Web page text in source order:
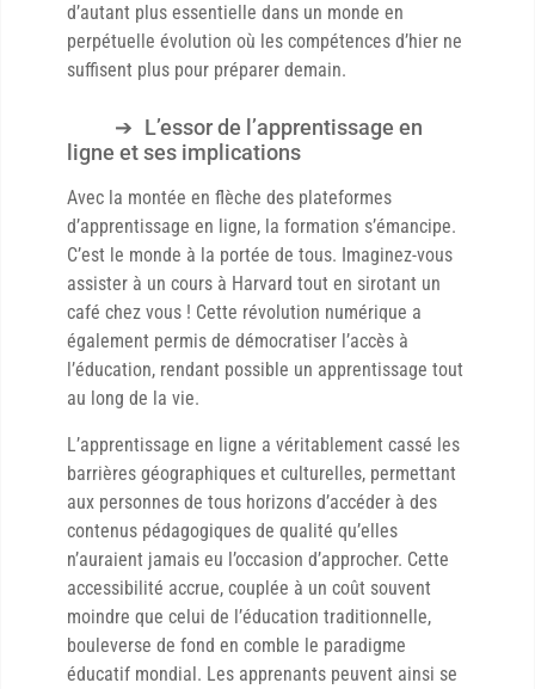
d’autant plus essentielle dans un monde en
perpétuelle évolution où les compétences d’hier ne
suffisent plus pour préparer demain.
L’essor de l’apprentissage en
ligne et ses implications
Avec la montée en flèche des plateformes
d’apprentissage en ligne, la formation s’émancipe.
C’est le monde à la portée de tous. Imaginez-vous
assister à un cours à Harvard tout en sirotant un
café chez vous ! Cette révolution numérique a
également permis de démocratiser l’accès à
l’éducation, rendant possible un apprentissage tout
au long de la vie.
L’apprentissage en ligne a véritablement cassé les
barrières géographiques et culturelles, permettant
aux personnes de tous horizons d’accéder à des
contenus pédagogiques de qualité qu’elles
n’auraient jamais eu l’occasion d’approcher. Cette
accessibilité accrue, couplée à un coût souvent
moindre que celui de l’éducation traditionnelle,
bouleverse de fond en comble le paradigme
éducatif mondial. Les apprenants peuvent ainsi se